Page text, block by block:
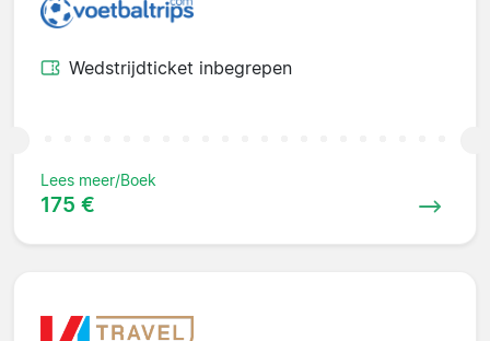
Wedstrijdticket inbegrepen
Lees meer/Boek
175 €